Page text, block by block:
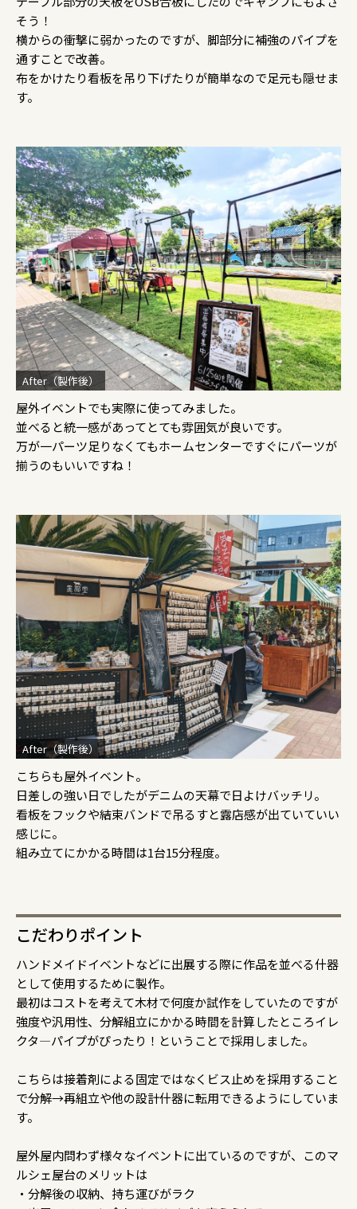
そう！
横からの衝撃に弱かったのですが、脚部分に補強のパイプを
通すことで改善。
布をかけたり看板を吊り下げたりが簡単なので足元も隠せま
す。
After（製作後）
屋外イベントでも実際に使ってみました。
並べると統一感があってとても雰囲気が良いです。
万が一パーツ足りなくてもホームセンターですぐにパーツが
揃うのもいいですね！
After（製作後）
こちらも屋外イベント。
日差しの強い日でしたがデニムの天幕で日よけバッチリ。
看板をフックや結束バンドで吊るすと露店感が出ていていい
感じに。
組み立てにかかる時間は1台15分程度。
こだわりポイント
ハンドメイドイベントなどに出展する際に作品を並べる什器
として使用するために製作。
最初はコストを考えて木材で何度か試作をしていたのですが
強度や汎用性、分解組立にかかる時間を計算したところイレ
クタ―パイプがぴったり！ということで採用しました。
こちらは接着剤による固定ではなくビス止めを採用すること
で分解→再組立や他の設計什器に転用できるようにしていま
す。
屋外屋内問わず様々なイベントに出ているのですが、このマ
ルシェ屋台のメリットは
・分解後の収納、持ち運びがラク